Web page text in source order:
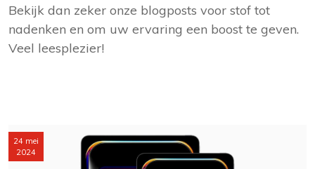
Bekijk dan zeker onze blogposts voor stof tot
nadenken en om uw ervaring een boost te geven.
Veel leesplezier!
24 mei
2024